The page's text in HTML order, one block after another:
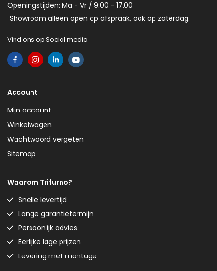
Openingstijden: Ma - Vr / 9:00 - 17.00
Showroom alleen open op afspraak, ook op zaterdag.
Vind ons op Social media
Account
Mijn account
Winkelwagen
Wachtwoord vergeten
Sitemap
Waarom Trifurno?
Snelle levertijd
Lange garantietermijn
Persoonlijk advies
Eerlijke lage prijzen
Levering met montage